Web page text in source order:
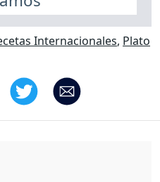
Internacionales, Plato